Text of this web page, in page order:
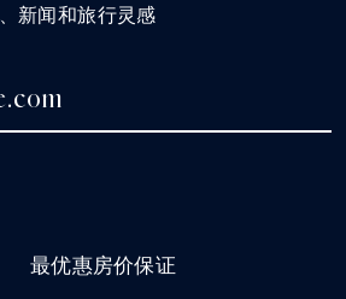
最优惠房价保证
新闻和旅行灵感